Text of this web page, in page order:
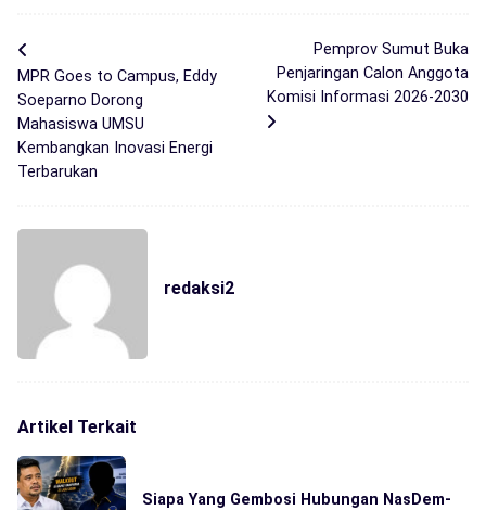
MPR Goes to Campus, Eddy
Soeparno Dorong
Mahasiswa UMSU
Kembangkan Inovasi Energi
Terbarukan
Pemprov Sumut Buka
Penjaringan Calon Anggota
Komisi Informasi 2026-2030
redaksi2
Artikel Terkait
Siapa Yang Gembosi Hubungan NasDem-